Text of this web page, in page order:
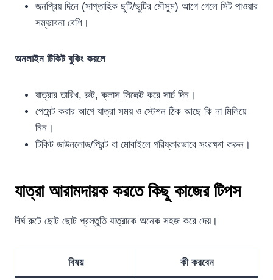
জনপ্রিয় দিনে (সাপ্তাহিক ছুটি/ছুটির মৌসুম) আগে গেলে সিট পাওয়ার
সম্ভাবনা বেশি।
অনলাইন টিকিট বুকিং করলে
যাত্রার তারিখ, রুট, ক্লাস সিলেক্ট করে সার্চ দিন।
পেমেন্ট করার আগে যাত্রা সময় ও স্টেশন ঠিক আছে কি না মিলিয়ে
নিন।
টিকিট ডাউনলোড/প্রিন্ট বা মোবাইলে পরিষ্কারভাবে সংরক্ষণ করুন।
যাত্রা আরামদায়ক করতে কিছু কাজের টিপস
দীর্ঘ রুটে ছোট ছোট প্রস্তুতি যাত্রাকে অনেক সহজ করে দেয়।
বিষয় কী করবেন